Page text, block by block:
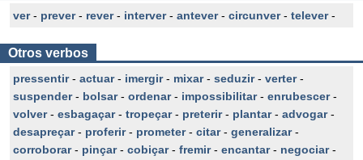
ver- prever- rever- interver- antever- circunver- telever-
Otros verbos
pressentir- actuar- imergir- mixar- seduzir- verter-
suspender- bolsar- ordenar- impossibilitar- enrubescer-
volver- esbagaçar- tropeçar- preterir- plantar- advogar-
desapreçar- proferir- prometer- citar- generalizar-
corroborar- pinçar- cobiçar- fremir- encantar- negociar-